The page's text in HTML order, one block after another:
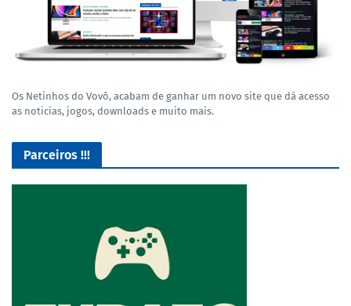
Os Netinhos do Vovô, acabam de ganhar um novo site que dá acesso
as noticias, jogos, downloads e muito mais.
Parceiros !!!
O Melhor lugar para adquirir seus mods para o Euro Truck